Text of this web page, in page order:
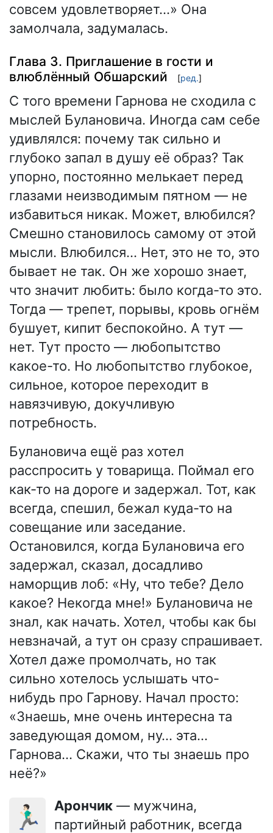
совсем удовлетворяет…» Она
замолчала, задумалась.
Глава 3. Приглашение в гости и
влюблённый Обшарский
[ред.]
С того времени Гарнова не сходила с
мыслей Булановича. Иногда сам себе
удивлялся: почему так сильно и
глубоко запал в душу её образ? Так
упорно, постоянно мелькает перед
глазами неизводимым пятном — не
избавиться никак. Может, влюбился?
Смешно становилось самому от этой
мысли. Влюбился… Нет, это не то, это
бывает не так. Он же хорошо знает,
что значит любить: было когда-то это.
Тогда — трепет, порывы, кровь огнём
бушует, кипит беспокойно. А тут —
нет. Тут просто — любопытство
какое-то. Но любопытство глубокое,
сильное, которое переходит в
навязчивую, докучливую
потребность.
Булановича ещё раз хотел
расспросить у товарища. Поймал его
как-то на дороге и задержал. Тот, как
всегда, спешил, бежал куда-то на
совещание или заседание.
Остановился, когда Булановича его
задержал, сказал, досадливо
наморщив лоб: «Ну, что тебе? Дело
какое? Некогда мне!» Булановича не
знал, как начать. Хотел, чтобы как бы
невзначай, а тут он сразу спрашивает.
Хотел даже промолчать, но так
сильно хотелось услышать что-
нибудь про Гарнову. Начал просто:
«Знаешь, мне очень интересна та
заведующая домом, ну… эта…
Гарнова… Скажи, что ты знаешь про
неё?»
🏃🏻‍♂️ Арончик — мужчина,
партийный работник, всегда